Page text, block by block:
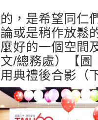
，是希望同仁
或是稍作放鬆
好的一個空間
/總務處）【圖
典禮後合影（